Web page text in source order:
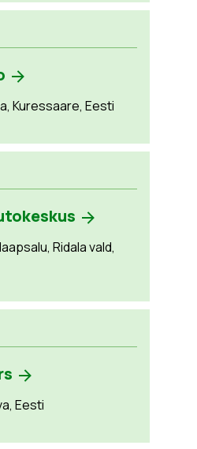
Kuressaare, Eesti
Ridala vald,
Eesti